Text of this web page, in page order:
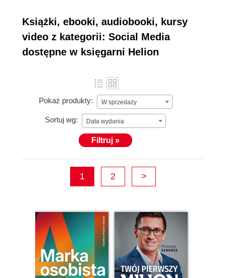
społecznościowe stały się nieodłącznym elementem
zarówno osobistego, jak i zawodowego życia. Dlatego
nasza kategoriaksiążek dedykowanych social
mediom oferuje nie tylko aktualną wiedzę, ale
wykorzystać potęgę tych platform.
Książki, ebooki, audiobooki, kursy
video z kategorii: Social Media
dostępne w księgarni Helion
Pokaż produkty: W sprzedaży
Sortuj wg: Data wydania
Filtruj »
1 2 >